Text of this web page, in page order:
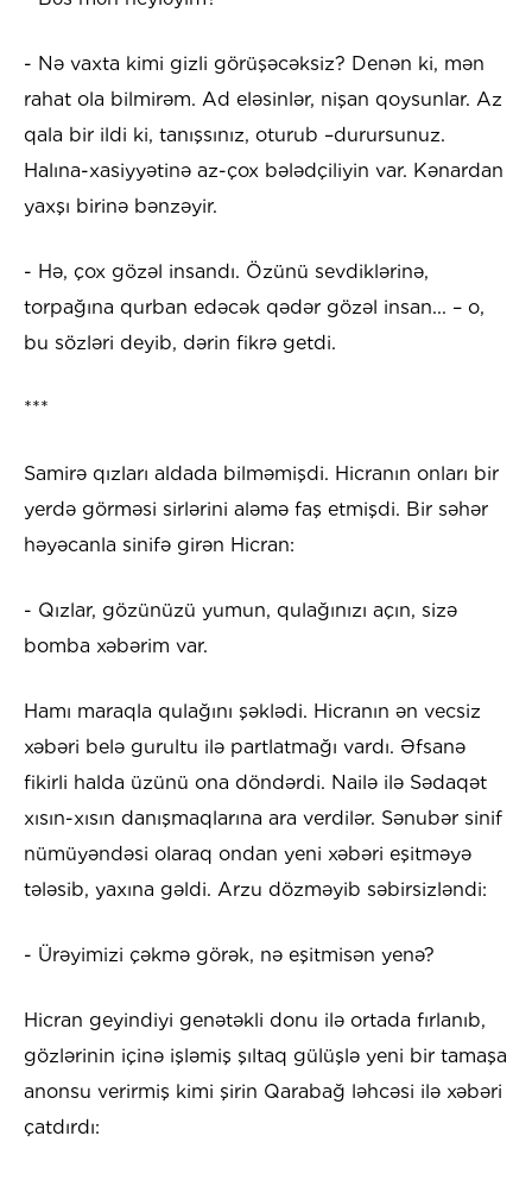
- Nə vaxta kimi gizli görüşəcəksiz? Denən ki, mən
rahat ola bilmirəm. Ad eləsinlər, nişan qoysunlar. Az
qala bir ildi ki, tanışsınız, oturub –durursunuz.
Halına-xasiyyətinə az-çox bələdçiliyin var. Kənardan
yaxşı birinə bənzəyir.
- Hə, çox gözəl insandı. Özünü sevdiklərinə,
torpağına qurban edəcək qədər gözəl insan... – o,
bu sözləri deyib, dərin fikrə getdi.
***
Samirə qızları aldada bilməmişdi. Hicranın onları bir
yerdə görməsi sirlərini aləmə faş etmişdi. Bir səhər
həyəcanla sinifə girən Hicran:
- Qızlar, gözünüzü yumun, qulağınızı açın, sizə
bomba xəbərim var.
Hamı maraqla qulağını şəklədi. Hicranın ən vecsiz
xəbəri belə gurultu ilə partlatmağı vardı. Əfsanə
fikirli halda üzünü ona döndərdi. Nailə ilə Sədaqət
xısın-xısın danışmaqlarına ara verdilər. Sənubər sinif
nümüyəndəsi olaraq ondan yeni xəbəri eşitməyə
tələsib, yaxına gəldi. Arzu dözməyib səbirsizləndi:
- Ürəyimizi çəkmə görək, nə eşitmisən yenə?
Hicran geyindiyi genətəkli donu ilə ortada fırlanıb,
gözlərinin içinə işləmiş şıltaq gülüşlə yeni bir tamaşa
anonsu verirmiş kimi şirin Qarabağ ləhcəsi ilə xəbəri
çatdırdı: